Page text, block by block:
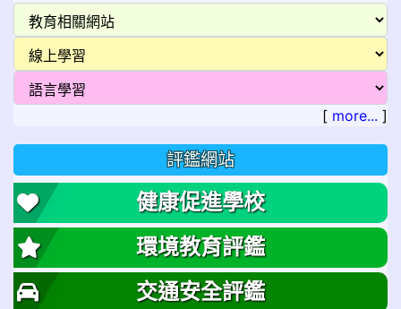
[ more... ]
評鑑網站
健康促進學校
環境教育評鑑
交通安全評鑑